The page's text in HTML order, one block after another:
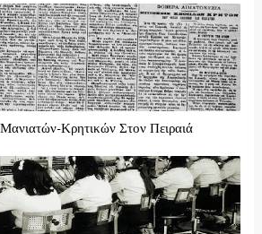
Κρητικών Στον Πειραιά